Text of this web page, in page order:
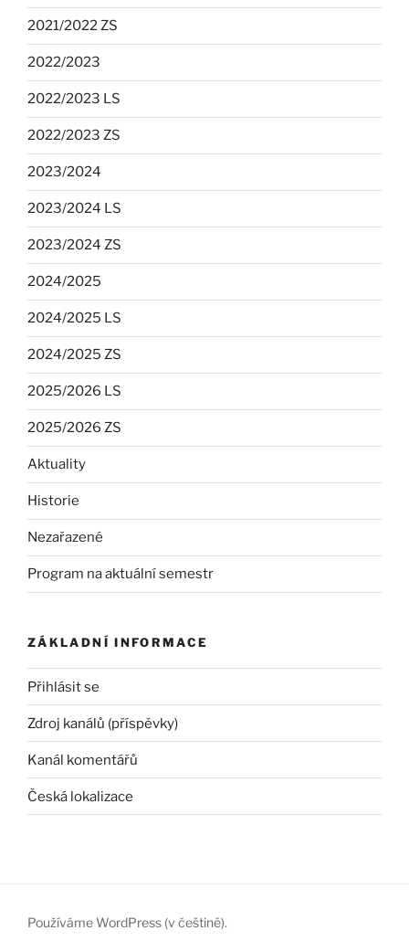
2021/2022 ZS
2022/2023
2022/2023 LS
2022/2023 ZS
2023/2024
2023/2024 LS
2023/2024 ZS
2024/2025
2024/2025 LS
2024/2025 ZS
2025/2026 LS
2025/2026 ZS
Aktuality
Historie
Nezařazené
Program na aktuální semestr
ZÁKLADNÍ INFORMACE
Přihlásit se
Zdroj kanálů (příspěvky)
Kanál komentářů
Česká lokalizace
Používáme WordPress (v češtině).